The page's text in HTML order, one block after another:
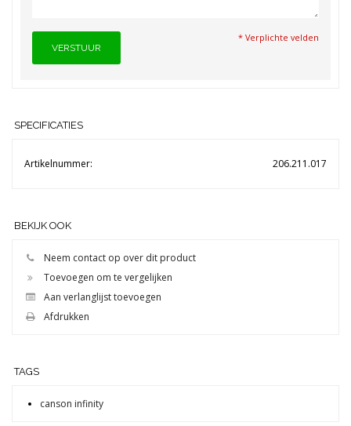
* Verplichte velden
VERSTUUR
SPECIFICATIES
Artikelnummer: 206.211.017
BEKIJK OOK
Neem contact op over dit product
Toevoegen om te vergelijken
Aan verlanglijst toevoegen
Afdrukken
TAGS
canson infinity